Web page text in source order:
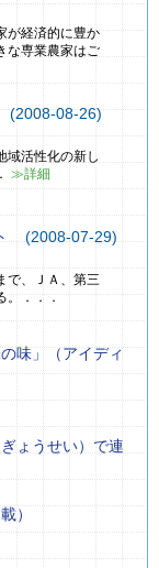
味」（アイディ
ょうせい）で連
）
経済的に豊か
な専業農家はご
08-26)
域活性化の新し
≫詳細
(2008-07-29)
で、ＪＡ、第三
。．．．